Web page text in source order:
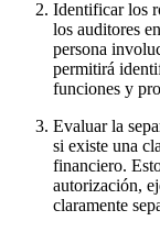
Identificar los
los auditores
persona
permitirá
funciones y
Evaluar la
si existe una
financiero.
autorización,
claramente